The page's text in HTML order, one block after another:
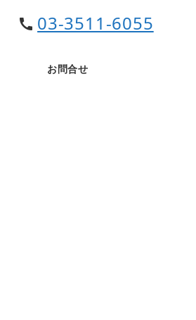
call 03-3511-6055
お問合せ